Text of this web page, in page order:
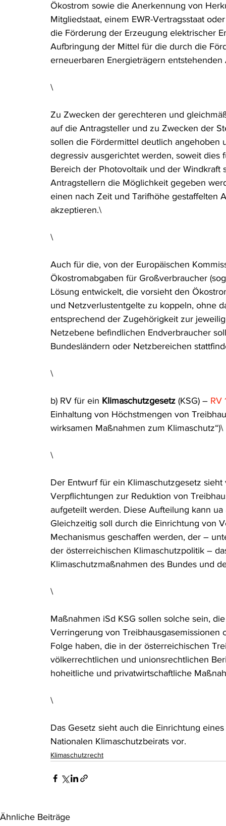
Ökostrom sowie die Anerkennung von
Mitgliedstaat, einem EWR-Vertragsstaat
die Förderung der Erzeugung elektrischer
Aufbringung der Mittel für die durch die
erneuerbaren Energieträgern
\
Zu Zwecken der gerechteren und
auf die Antragsteller und zu Zwecken der
sollen die Fördermittel deutlich
degressiv ausgerichtet werden, soweit
Bereich der Photovoltaik und der
Antragstellern die Möglichkeit gegeben
einen nach Zeit und Tarifhöhe gestaffelten
akzeptieren.\
\
Auch für die, von der Europäischen
Ökostromabgaben für Großverbraucher
Lösung entwickelt, die vorsieht den
und Netzverlustentgelte zu koppeln, ohne
entsprechend der Zugehörigkeit zur
Netzebene befindlichen Endverbraucher
Bundesländern oder Netzbereichen
\
b) RV für ein Klimaschutzgesetz (KSG) – RV
Einhaltung von Höchstmengen von
wirksamen Maßnahmen zum Klimaschutz“)\
\
Der Entwurf für ein Klimaschutzgesetz
Verpflichtungen zur Reduktion von
aufgeteilt werden. Diese Aufteilung kann
Gleichzeitig soll durch die Einrichtung von
Mechanismus geschaffen werden, der –
der österreichischen Klimaschutzpolitik –
Klimaschutzmaßnahmen des Bundes und
\
Maßnahmen iSd KSG sollen solche sein,
Verringerung von
Folge haben, die in der österreichischen
völkerrechtlichen und unionsrechtlichen
hoheitliche und privatwirtschaftliche
\
Das Gesetz sieht auch die Einrichtung
Nationalen Klimaschutzbeirats vor.
Klimaschutzrecht
Ähnliche Beiträge